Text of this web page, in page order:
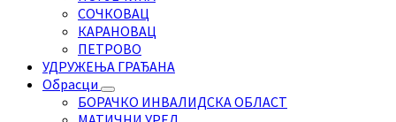
СОЧКОВАЦ
КАРАНОВАЦ
ПЕТРОВО
УДРУЖЕЊА ГРАЂАНА
Обрасци
БОРАЧКО ИНВАЛИДСКА ОБЛАСТ